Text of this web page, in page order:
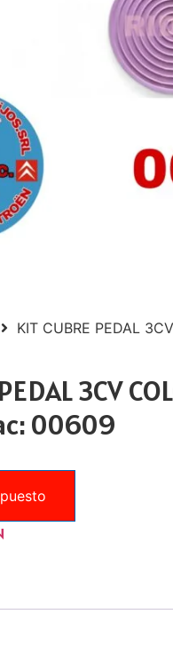
KIT CUBRE PEDAL
3CV
00609